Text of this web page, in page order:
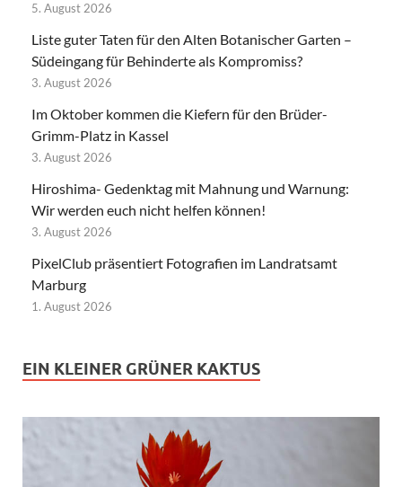
5. August 2026
Liste guter Taten für den Alten Botanischer Garten –
Südeingang für Behinderte als Kompromiss?
3. August 2026
Im Oktober kommen die Kiefern für den Brüder-
Grimm-Platz in Kassel
3. August 2026
Hiroshima- Gedenktag mit Mahnung und Warnung:
Wir werden euch nicht helfen können!
3. August 2026
PixelClub präsentiert Fotografien im Landratsamt
Marburg
1. August 2026
EIN KLEINER GRÜNER KAKTUS